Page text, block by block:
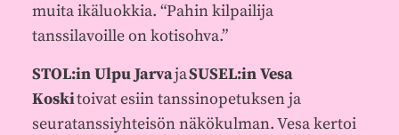
muita ikäluokkia. “Pahin kilpailija
tanssilavoille on kotisohva.”
STOL:in Ulpu JarvajaSUSEL:in Vesa
Koskitoivat esiin tanssinopetuksen ja
seuratanssiyhteisön näkökulman. Vesa kertoi